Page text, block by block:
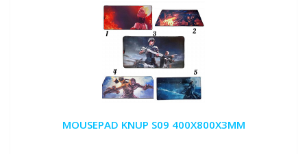
MOUSEPAD KNUP S09 400X800X3MM